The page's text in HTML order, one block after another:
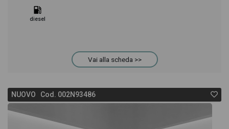
diesel
Vai alla scheda >>
NUOVO Cod. 002N93486